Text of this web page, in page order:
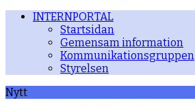
INTERNPORTAL
Startsidan
Gemensam information
Kommunikationsgruppen
Styrelsen
Nytt